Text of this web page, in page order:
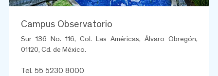
Campus Observatorio
Sur 136 No. 116, Col. Las Américas, Álvaro Obregón,
01120, Cd. de México.
Tel. 55 5230 8000